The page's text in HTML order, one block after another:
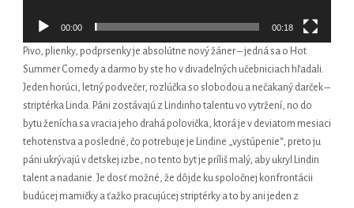
00:00 00:18
Pivo, plienky, podprsenky je absolútne nový žáner – jedná sa o Hot
Summer Comedy a darmo by ste ho v divadelných učebniciach hľadali.
Jeden horúci, letný podvečer, rozlúčka so slobodou a nečakaný darček –
striptérka Linda. Páni zostávajú z Lindinho talentu vo vytržení, no do
bytu ženícha sa vracia jeho drahá polovička, ktorá je v deviatom mesiaci
tehotenstva a posledné, čo potrebuje je Lindine „vystúpenie“, preto ju
páni ukrývajú v detskej izbe, no tento byt je príliš malý, aby ukryl Lindin
talent a nadanie. Je dosť možné, že dôjde ku spoločnej konfrontácii
budúcej mamičky a ťažko pracujúcej striptérky a to by ani jeden z